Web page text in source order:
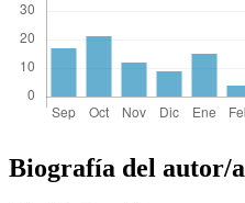
Biografía del autor/a